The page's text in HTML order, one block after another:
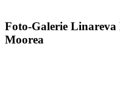
Foto-Galerie
Moorea